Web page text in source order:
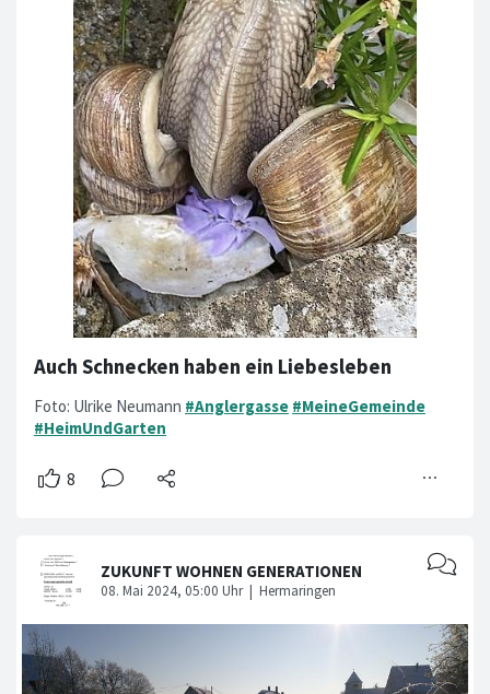
Auch Schnecken haben ein Liebesleben
Foto: Ulrike Neumann #Anglergasse #MeineGemeinde
#HeimUndGarten